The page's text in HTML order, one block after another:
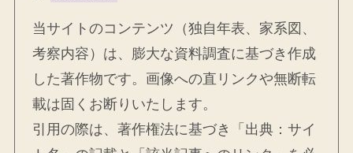
当サイトのコンテンツ（独自年表、家系図、
考察内容）は、膨大な資料調査に基づき作成
した著作物です。画像への直リンクや無断転
載は固くお断りいたします。
引用の際は、著作権法に基づき「出典：サイ